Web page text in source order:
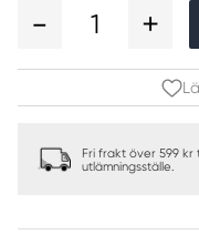
1
Fri frakt över 599 kr
utlämningsställe.